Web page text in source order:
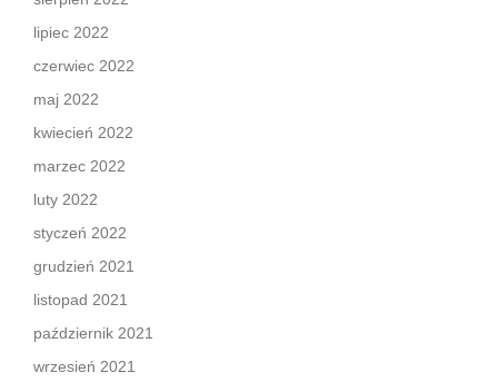
lipiec 2022
czerwiec 2022
maj 2022
kwiecień 2022
marzec 2022
luty 2022
styczeń 2022
grudzień 2021
listopad 2021
październik 2021
wrzesień 2021